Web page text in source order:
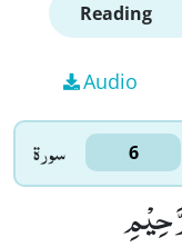
Reading
Audio
سورۃ 6